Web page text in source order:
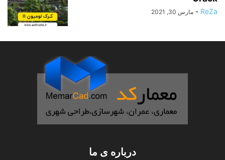
ReZa
- مارس 30, 2021
درباره ی ما